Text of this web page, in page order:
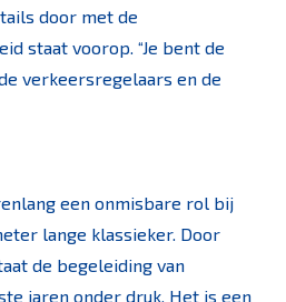
door met de
staat voorop. “Je bent de
verkeersregelaars en de
een onmisbare rol bij
lange klassieker. Door
de begeleiding van
jaren onder druk. Het is een